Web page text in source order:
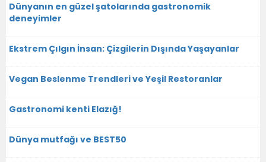
Dünyanın en güzel şatolarında gastronomik
deneyimler
Ekstrem Çılgın İnsan: Çizgilerin Dışında Yaşayanlar
Vegan Beslenme Trendleri ve Yeşil Restoranlar
Gastronomi kenti Elazığ!
Dünya mutfağı ve BEST50